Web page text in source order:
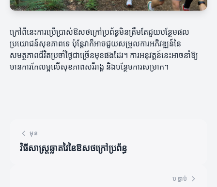
ក្រៅពីនេះការប្រើប្រាស់ឱសថក្រៅប្រព័ន្ធមិនត្រឹមតែជួយបន្ថែមផល
ប្រយោជន៍សុខភាពទេ ប៉ុន្តែវាក៏អាចជួយសម្រួលការអភិវឌ្ឍន៍នៃ
សមត្ថភាពជីវិតប្រចាំថ្ងៃជាច្រើនមុខផងដែរ។ ការអនុវត្តន៍នេះអាចនាំឱ្យ
មានការកែលម្អលើសុខភាពសរីរាង្គ និងបន្ថែមការសម្រាក។
មុន
វិធីសាស្ត្រឆ្លាតវៃនៃឱសថក្រៅប្រព័ន្ធ
បន្ទាប់